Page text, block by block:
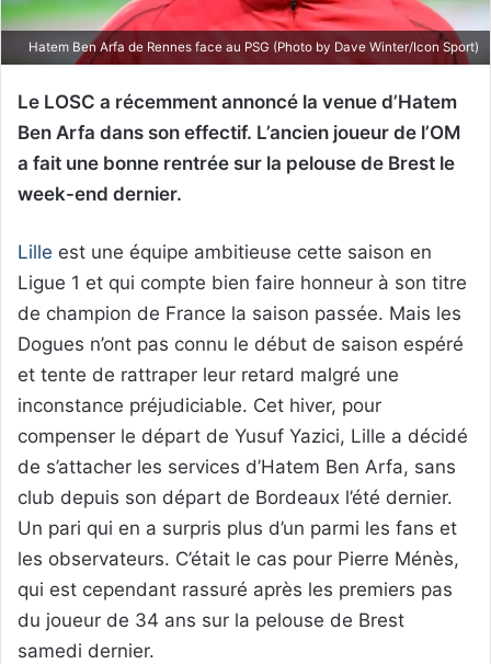
Hatem Ben Arfa de Rennes face au PSG (Photo by Dave Winter/Icon Sport)
Le LOSC a récemment annoncé la venue d’Hatem
Ben Arfa dans son effectif. L’ancien joueur de l’OM
a fait une bonne rentrée sur la pelouse de Brest le
week-end dernier.
Lille est une équipe ambitieuse cette saison en
Ligue 1 et qui compte bien faire honneur à son titre
de champion de France la saison passée. Mais les
Dogues n’ont pas connu le début de saison espéré
et tente de rattraper leur retard malgré une
inconstance préjudiciable. Cet hiver, pour
compenser le départ de Yusuf Yazici, Lille a décidé
de s’attacher les services d’Hatem Ben Arfa, sans
club depuis son départ de Bordeaux l’été dernier.
Un pari qui en a surpris plus d’un parmi les fans et
les observateurs. C’était le cas pour Pierre Ménès,
qui est cependant rassuré après les premiers pas
du joueur de 34 ans sur la pelouse de Brest
samedi dernier.